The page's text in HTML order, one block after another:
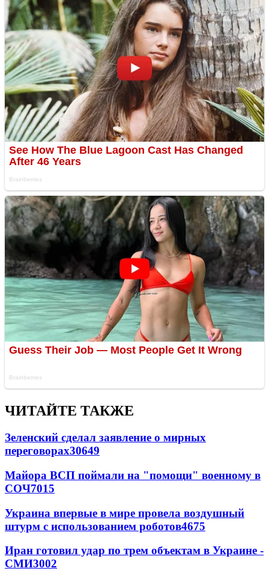
ЧИТАЙТЕ ТАКЖЕ
Зеленский сделал заявление о мирных
переговорах30649
Майора ВСП поймали на "помощи" военному в
СОЧ7015
Украина впервые в мире провела воздушный
штурм с использованием роботов4675
Иран готовил удар по трем объектам в Украине -
СМИ3002